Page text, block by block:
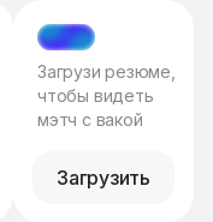
МЭТЧ
Загрузи резюме,
чтобы видеть
мэтч с вакой
Загрузить